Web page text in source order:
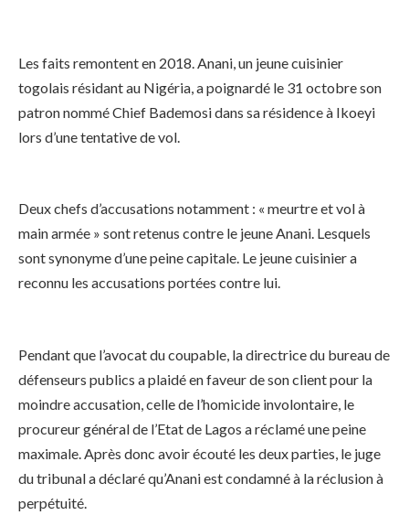
Les faits remontent en 2018. Anani, un jeune cuisinier
togolais résidant au Nigéria, a poignardé le 31 octobre son
patron nommé Chief Bademosi dans sa résidence à Ikoeyi
lors d’une tentative de vol.
Deux chefs d’accusations notamment : « meurtre et vol à
main armée » sont retenus contre le jeune Anani. Lesquels
sont synonyme d’une peine capitale. Le jeune cuisinier a
reconnu les accusations portées contre lui.
Pendant que l’avocat du coupable, la directrice du bureau de
défenseurs publics a plaidé en faveur de son client pour la
moindre accusation, celle de l’homicide involontaire, le
procureur général de l’Etat de Lagos a réclamé une peine
maximale. Après donc avoir écouté les deux parties, le juge
du tribunal a déclaré qu’Anani est condamné à la réclusion à
perpétuité.